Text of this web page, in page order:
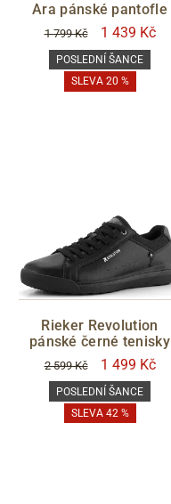
Ara pánské pantofle
1 799 Kč 1 439 Kč
POSLEDNÍ ŠANCE
SLEVA 20 %
Rieker Revolution
pánské černé tenisky
2 599 Kč 1 499 Kč
POSLEDNÍ ŠANCE
SLEVA 42 %